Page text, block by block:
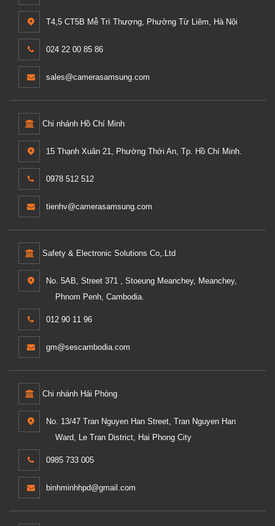
T4,5 CT5B Mễ Trì Thượng, Phường Từ Liêm, Hà Nội
024 22 00 85 86
sales@camerasamsung.com
Chi nhánh Hồ Chí Minh
15 Thạnh Xuân 21, Phường Thới An, Tp. Hồ Chí Minh.
0978 512 512
tienhv@camerasamsung.com
Safety & Electronic Solutions Co,.Ltd
No. 5AB, Street 371 , Stoeung Meanchey, Meanchey,
Phnom Penh, Cambodia.
012 90 11 96
gm@sescambodia.com
Chi nhánh Hải Phòng
No. 13/47 Tran Nguyen Han Street, Tran Nguyen Han
Ward, Le Tran District, Hai Phong City
0985 733 005
binhminhhpd@gmail.com